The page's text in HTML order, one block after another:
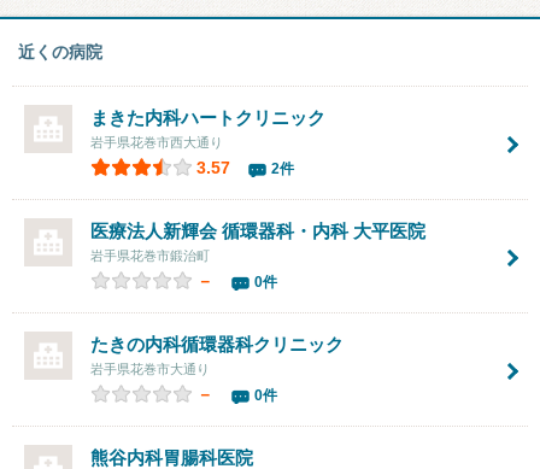
近くの病院
まきた内科ハートクリニック
岩手県花巻市西大通り
3.57 2件
医療法人新輝会 循環器科・内科 大平医院
岩手県花巻市鍛治町
－ 0件
たきの内科循環器科クリニック
岩手県花巻市大通り
－ 0件
熊谷内科胃腸科医院